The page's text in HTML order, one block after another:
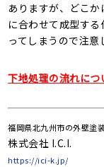
ありますが、どこ
に合わせて成型す
ってしまうので注意
下地処理の流れにつ
福岡県北九州市の外壁塗
株式会社 I.C.I.
https://ici-k.jp/